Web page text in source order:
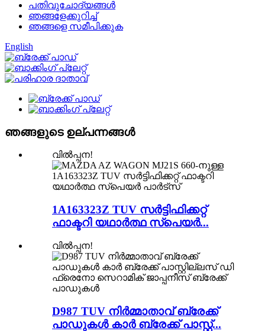
പതിവുചോദ്യങ്ങൾ
ഞങ്ങളേക്കുറിച്ച്
ഞങ്ങളെ സമീപിക്കുക
English
ഞങ്ങളുടെ ഉല്പന്നങ്ങൾ
വിൽപ്പന!
1A163323Z TUV സർട്ടിഫിക്കറ്റ്
ഫാക്ടറി യഥാർത്ഥ സ്പെയർ...
വിൽപ്പന!
D987 TUV നിർമ്മാതാവ് ബ്രേക്ക്
പാഡുകൾ കാർ ബ്രേക്ക് പാസ്റ്റ്...